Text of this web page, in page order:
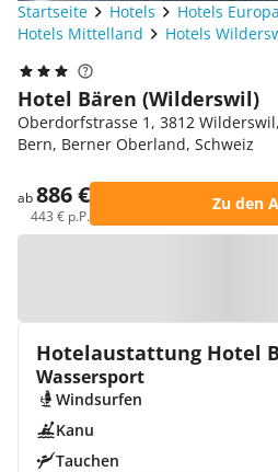
Startseite Hotels Hotels Europa
Hotels Mittelland
Hotels
Hotel Bären (Wilderswil)
Oberdorfstrasse 1, 3812
Bern, Berner Oberland, Schweiz
ab886 €
443 € p.P.
Zu den
Hotelaustattung Hotel
Wassersport
Windsurfen
Kanu
Tauchen